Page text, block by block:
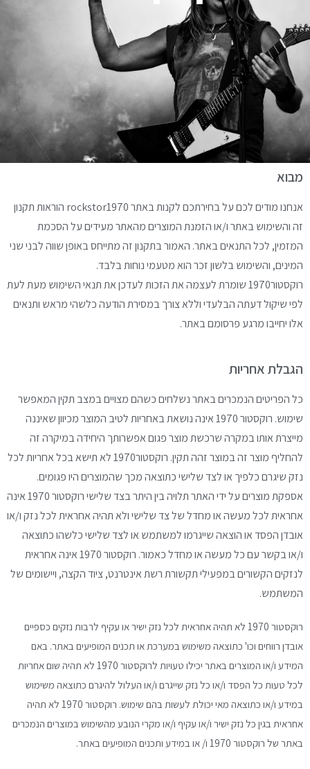
מבוא
אנחנו מודים לכם על בחירתכם לקנות באתר rockstor1970 הוראות תקנון
זה והשימוש באתר ו/או הזמנת המוצרים מהאתר מעידים על הסכמת
המזמין, לכל התנאים באתר. האמור בתקנון זה מתייחס באופן שווה לבני שני
המינים, והשימוש בלשון זכר הוא מטעמי נוחות בלבד.
רוקסטור1970 שומרת לעצמה את הזכות לעדכן את תנאי השימוש מעת לעת
לפי שיקול דעתה הבלעדי וללא צורך במסירת הודעה כלשהי מראש ותנאים
אלו יחייבו מרגע פרסומם באתר.
הגבלת אחריות
כל הפריטים הנמכרים באתר נשלחים כשהם מצויים במצב תקין המאפשר
שימוש. רוקסטור 1970 אינה נושאת באחריות לטיב המוצר מכיוון שאיננה
מייצרת אותו במקרה שרכשת מוצר פגום אפשרותך היחידה במיקרה זה
להחליף מוצר זה במוצר זהה תקין. רוקסטור1970 לא תישא בכל אחריות לכל
נזק שיגרם כלפיך או לצד שלישי כתוצאה מכך שהמוצרים היו פגומים.
אספקת מוצרים על ידי האתר תלויה בין היתר בצד שלישי רוקסטור 1970 אינה
אחראית לכל מעשה או מחדל של צד שלישי ולא תהיה אחראית לכל נזק ו/או
אובדן הפסד או הוצאה שייגרמו למשתמש או לצד שלישי כלשהו כתוצאה
ו/או בקשר עם כל מעשה או מחדל כאמור. רוקסטור 1970 אינה אחראית
לנזקים הקשורים במפעילי תקשורת רשת אינטרנט, ציוד הקצה, ויישומים של
המשתמש.
רוקסטור 1970 לא תהיה אחראית לכל נזק ישיר או עקיף לרבות נזקים כספיים
אובדן רווחים וכו' כתוצאה משימוש במערכת או תכנים המופיעים באתר. באם
המידע ו/או המוצרים באתר יכילו טעויות לרוקסטור 1970 לא תהיה שום אחריות
לכל טעות כל הפסד ו/או כל נזק שייגרם ו/או העלול להיגרם כתוצאה משימוש
במידע ו/או כתוצאה מאי יכולת לעשות בהם שימוש. רוקסטור 1970 לא תהיה
אחראית בגין כל נזק ישיר ו/או עקיף ו/או מקרי הנובע מהשימוש במוצרים הנמכרים
באתר של רוקסטור 1970 ו/ או במידע ותכנים המופיעים באתר.